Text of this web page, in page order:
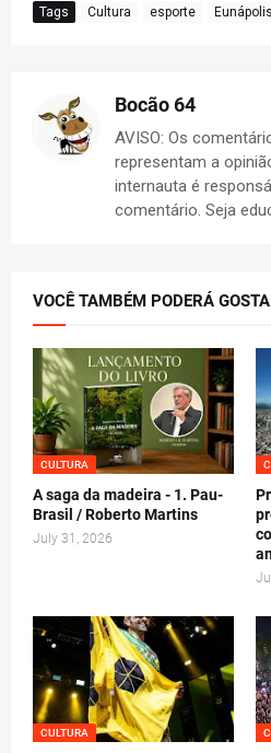
Tags Cultura esporte Eunápolis
Bocão 64
AVISO: Os
representam a
internauta é
comentário. Seja
VOCÊ TAMBÉM PODERÁ
CULTURA
A saga da madeira - 1. Pau-
Brasil / Roberto Martins
July 31, 2026
CULTURA